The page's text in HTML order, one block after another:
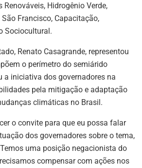
Renováveis, Hidrogênio Verde,
Francisco, Capacitação,
Sociocultural.
Renato Casagrande, representou
o perímetro do semiárido
a iniciativa dos governadores na
pela mitigação e adaptação
climáticas no Brasil.
o convite para que eu possa falar
dos governadores sobre o tema,
uma posição negacionista do
compensar com ações nos